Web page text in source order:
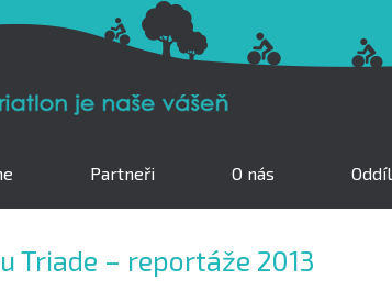
Partneři O nás
Triade – reportáže 2013